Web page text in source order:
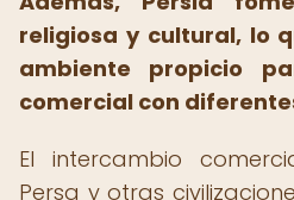
religiosa y cultural, lo
ambiente propicio
comercial con
El intercambio
Persa y otras